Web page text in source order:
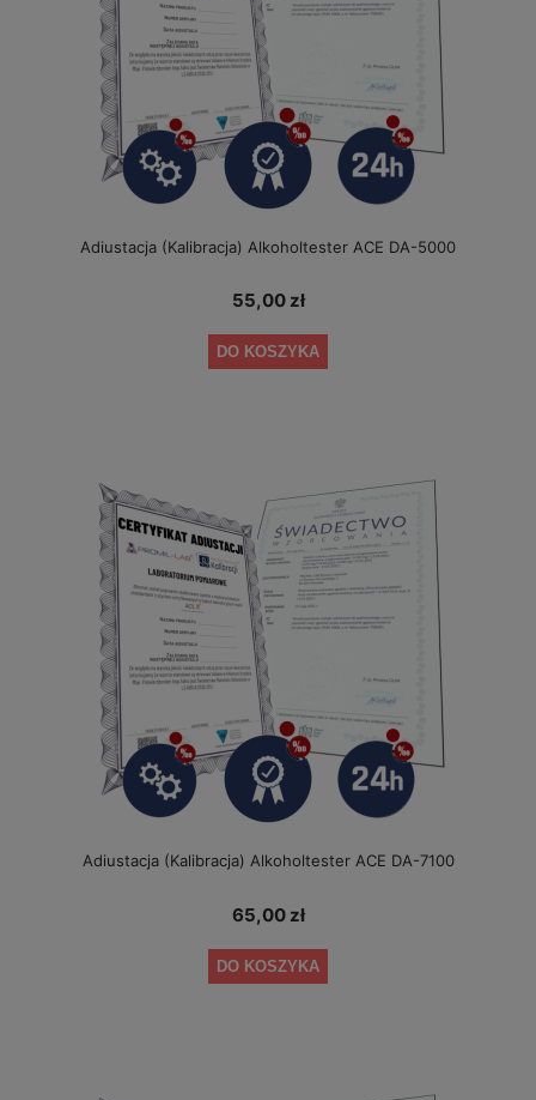
Adiustacja (Kalibracja) Alkoholtester ACE DA-5000
55,00 zł
DO KOSZYKA
Adiustacja (Kalibracja) Alkoholtester ACE DA-7100
65,00 zł
DO KOSZYKA